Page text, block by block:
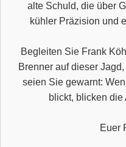
alte Schuld, die über
kühler Präzision und
Begleiten Sie Frank
Brenner auf dieser
seien Sie gewarnt:
blickt, blicken die
Euer